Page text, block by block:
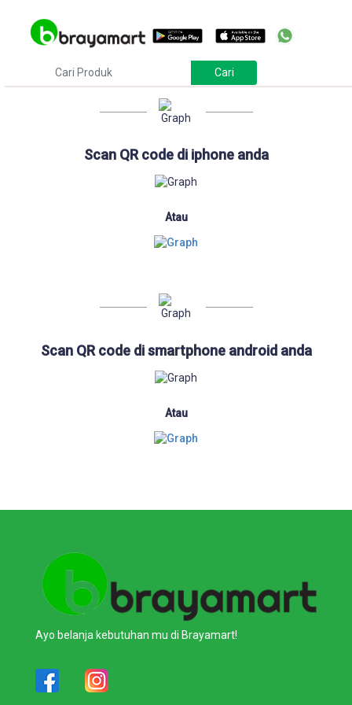
Download
Scan QR code di iphone anda
Atau
Scan QR code di smartphone android anda
Atau
Ayo belanja kebutuhan mu di Brayamart!